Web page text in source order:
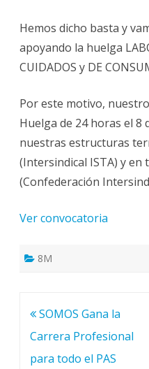
Hemos dicho basta y
apoyando la huelga
CUIDADOS y DE
Por este motivo,
Huelga de 24 horas el 8
nuestras estructuras
(Intersindical ISTA) y en
(Confederación
Ver convocatoria
8M
Navegación
de
entradas
SOMOS Gana la
Carrera Profesional
para todo el PAS